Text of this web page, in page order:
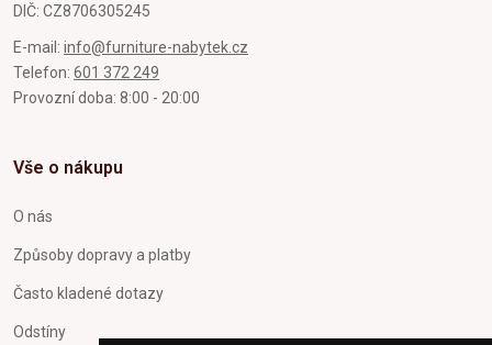
DIČ: CZ8706305245
E-mail: info@furniture-nabytek.cz
Telefon: 601 372 249
Provozní doba: 8:00 - 20:00
Vše o nákupu
O nás
Způsoby dopravy a platby
Často kladené dotazy
Odstíny